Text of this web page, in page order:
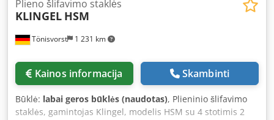
Tönisvorst 1 231 km
Plieno šlifavimo staklės
KLINGEL HSM
Kainos informacija Skambinti
Būklė: labai geros būklės (naudotas), Plieninio šlifavimo
staklės, gamintojas Klingel, modelis HSM su 4 stotimis 2